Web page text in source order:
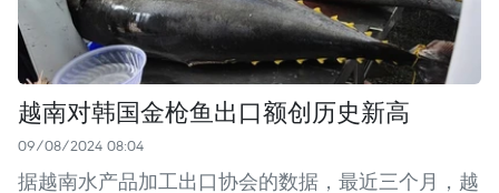
越南对韩国金枪鱼出口额创历史新高
09/08/2024 08:04
据越南水产品加工出口协会的数据，最近三个月，越